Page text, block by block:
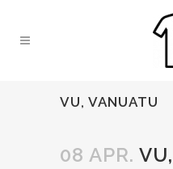
VU, VANUATU
08 APR.